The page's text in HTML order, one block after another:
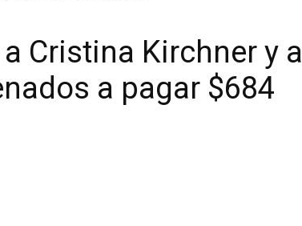
Confluencia
Cristina Kirchner y al
a pagar $684